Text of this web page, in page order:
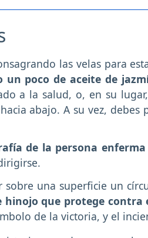
las velas para
un poco de aceite de
a la salud, o, en su
abajo. A su vez,
de la persona enferma
sobre una superficie un
hinojo que protege contra
de la victoria, y el